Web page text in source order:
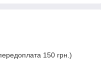
150 грн.)